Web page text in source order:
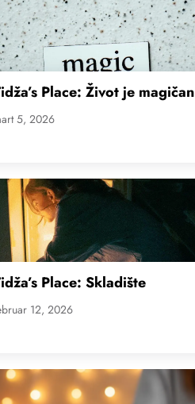
Place: Život je magičan
5, 2026
Place: Skladište
12, 2026